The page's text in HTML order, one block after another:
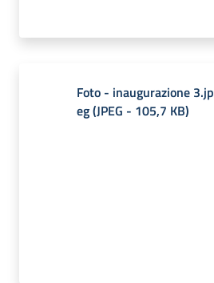
Foto - inaugurazione 3.jp
eg(JPEG - 105,7 KB)